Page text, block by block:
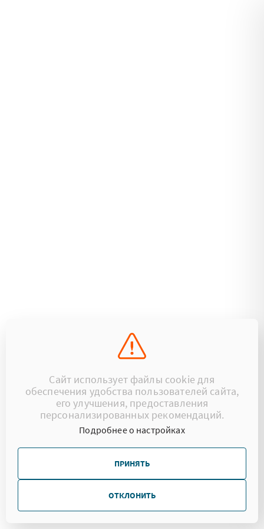
Сайт использует файлы cookie для
обеспечения удобства пользователей сайта,
его улучшения, предоставления
персонализированных рекомендаций.
Подробнее о настройках
ПРИНЯТЬ
ОТКЛОНИТЬ